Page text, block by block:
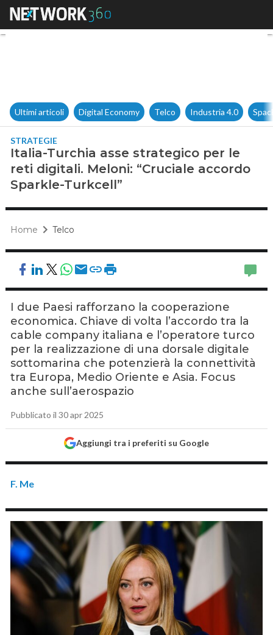
Italia-Turchia asse strategico
Ultimi articoli Digital Economy Telco Industria 4.0
STRATEGIE
Italia-Turchia asse strategico per le
reti digitali. Meloni: “Cruciale accordo
Sparkle-Turkcell”
Home Telco
I due Paesi rafforzano la cooperazione
economica. Chiave di volta l’accordo tra la
cable company italiana e l’operatore turco
per la realizzazione di una dorsale digitale
sottomarina che potenzierà la connettività
tra Europa, Medio Oriente e Asia. Focus
anche sull’aerospazio
Pubblicato il 30 apr 2025
Aggiungi tra i preferiti su Google
F. Me